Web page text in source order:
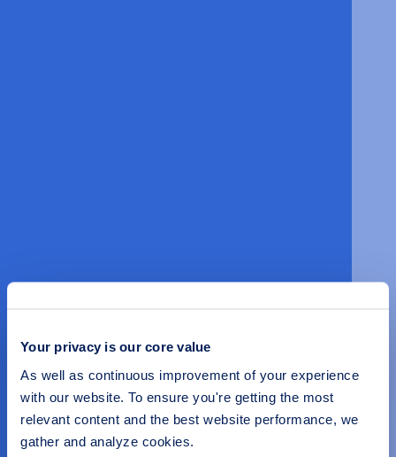
Your privacy is our core value
As well as continuous improvement of your experience
with our website. To ensure you're getting the most
relevant content and the best website performance, we
gather and analyze cookies.